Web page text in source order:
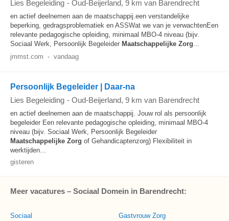
Lies Begeleiding - Oud-Beijerland, 9 km van Barendrecht
en actief deelnemen aan de maatschappij.een verstandelijke
beperking, gedragsproblematiek en ASSWat we van je verwachtenEen
relevante pedagogische opleiding, minimaal MBO-4 niveau (bijv.
Sociaal Werk, Persoonlijk Begeleider Maatschappelijke Zorg...
jmmst.com - vandaag
Persoonlijk Begeleider | Daar-na
Lies Begeleiding - Oud-Beijerland, 9 km van Barendrecht
en actief deelnemen aan de maatschappij. Jouw rol als persoonlijk
begeleider Een relevante pedagogische opleiding, minimaal MBO-4
niveau (bijv. Sociaal Werk, Persoonlijk Begeleider
Maatschappelijke Zorg of Gehandicaptenzorg) Flexibiliteit in
werktijden...
gisteren
Meer vacatures – Sociaal Domein in Barendrecht:
Sociaal Gastvrouw Zorg